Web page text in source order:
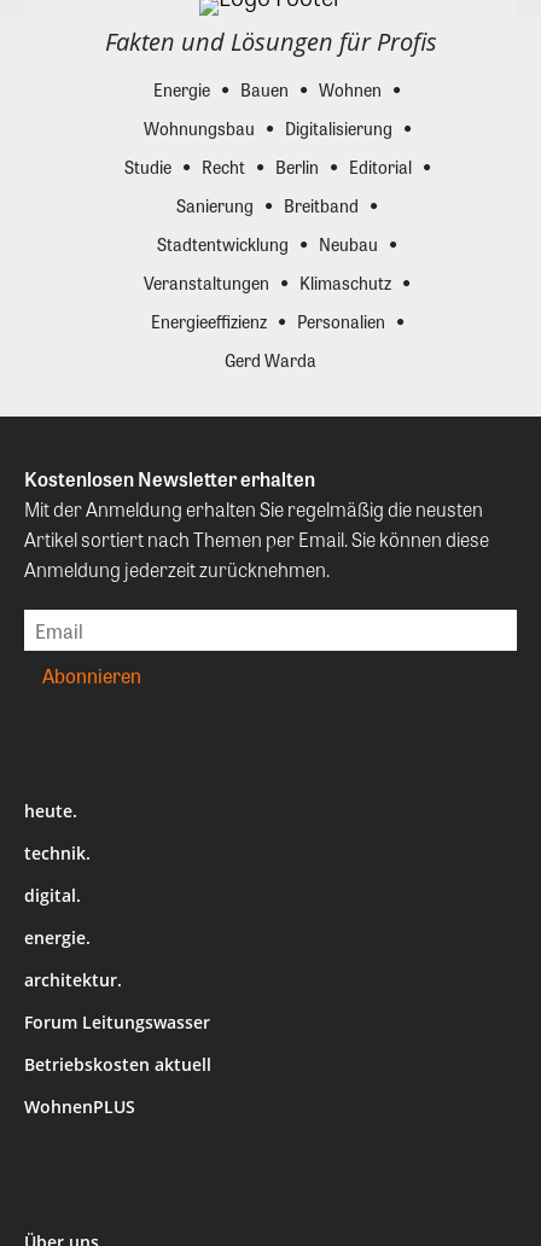
Fakten und Lösungen für Profis
Energie Bauen
Wohnen
Wohnungsbau
Digitalisierung
Studie
Recht Berlin
Editorial
Sanierung
Breitband
Stadtentwicklung
Neubau
Veranstaltungen
Klimaschutz
Energieeffizienz
Personalien
Gerd Warda
Kostenlosen Newsletter erhalten
Mit der Anmeldung erhalten Sie regelmäßig die neusten
Artikel sortiert nach Themen per Email. Sie können diese
Anmeldung jederzeit zurücknehmen.
heute.
technik.
digital.
energie.
architektur.
Forum Leitungswasser
Betriebskosten aktuell
WohnenPLUS